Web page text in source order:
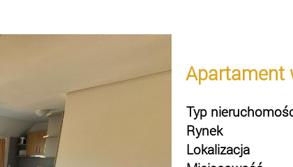
Apartament
Typ
Rynek
Lokalizacja